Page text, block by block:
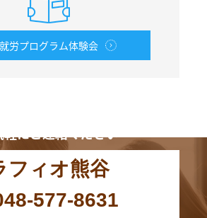
就労プログラム体験会
軽にご連絡ください
フィオ熊谷
577-8631